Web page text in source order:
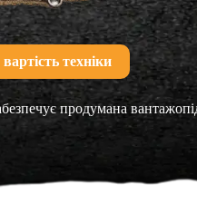
техніки
продумана